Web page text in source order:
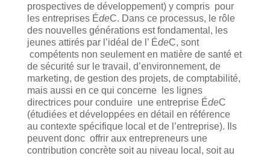
prospectives de développement) y compris pour
les entreprises ÉdeC. Dans ce processus, le rôle
des nouvelles générations est fondamental, les
jeunes attirés par l’idéal de l’ ÉdeC, sont
compétents non seulement en matière de santé et
de sécurité sur le travail, d’environnement, de
marketing, de gestion des projets, de comptabilité,
mais aussi en ce qui concerne les lignes
directrices pour conduire une entreprise ÉdeC
(étudiées et développées en détail en référence
au contexte spécifique local et de l’entreprise). Ils
peuvent donc offrir aux entrepreneurs une
contribution concrète soit au niveau local, soit au